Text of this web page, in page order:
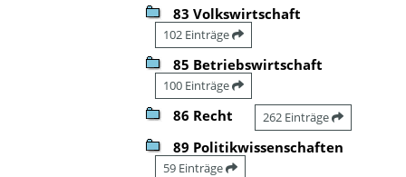
83 Volkswirtschaft
102 Einträge
85 Betriebswirtschaft
100 Einträge
86 Recht 262 Einträge
89 Politikwissenschaften
59 Einträge